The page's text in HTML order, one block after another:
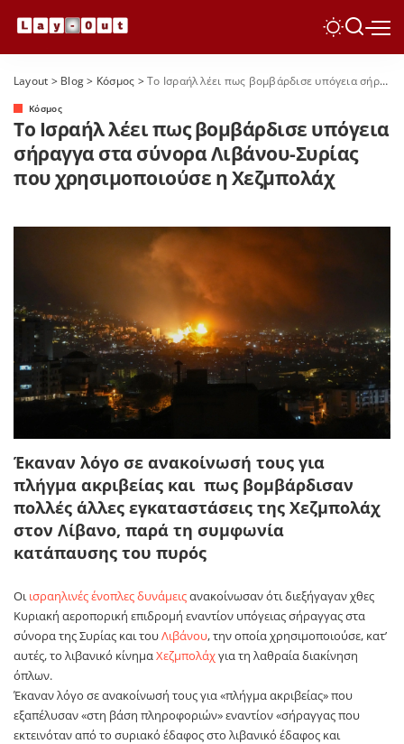
Layout > Blog> Κόσμος >Το Ισραήλ λέει πως βομβάρδισε υπόγεια σήραγγα στα σύνορα Λιβάνου-Συρίας που χρησιμοποιούσε η Χεζμπολάχ
Κόσμος
Το Ισραήλ λέει πως βομβάρδισε υπόγεια
σήραγγα στα σύνορα Λιβάνου-Συρίας
που χρησιμοποιούσε η Χεζμπολάχ
Έκαναν λόγο σε ανακοίνωσή τους για
πλήγμα ακριβείας και πως βομβάρδισαν
πολλές άλλες εγκαταστάσεις της Χεζμπολάχ
στον Λίβανο, παρά τη συμφωνία
κατάπαυσης του πυρός
Οιισραηλινές ένοπλες δυνάμειςανακοίνωσαν ότι διεξήγαγαν χθες
Κυριακή αεροπορική επιδρομή εναντίον υπόγειας σήραγγας στα
σύνορα της Συρίας και τουΛιβάνου, την οποία χρησιμοποιούσε, κατ’
αυτές, το λιβανικό κίνημαΧεζμπολάχγια τη λαθραία διακίνηση
όπλων.
Έκαναν λόγο σε ανακοίνωσή τους για «πλήγμα ακριβείας» που
εξαπέλυσαν «στη βάση πληροφοριών» εναντίον «σήραγγας που
εκτεινόταν από το συριακό έδαφος στο λιβανικό έδαφος και